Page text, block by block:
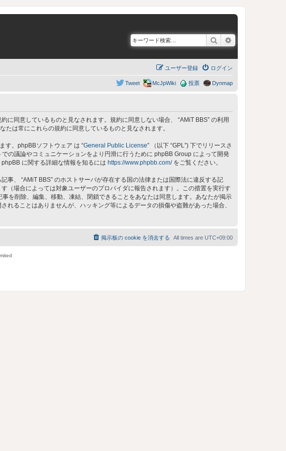
検索
ログイン
ユーザー登録
Dynmap
投票
McJpWiki
Tweet
に同意しているものと見なされます。規約に同意しない場合、 “AMiT BBS” の利用
は常にこれらの規約に同意しているものと見なされます。
す。phpBBソフトウェア は “General Public License” （以下 “GPL”) 下でリリースさ
の議論やコミュニケーションをより円滑に行うために phpBB Group によって開発
に関する詳細な情報を知るには https://www.phpbb.com/をご覧ください。
、 “AMiT BBS” のホストサーバが存在する国の法律または国際法に違反する記
（場合によっては対象ユーザーのプロバイダに報告されます）。この措置を実行す
を削除、編集、移動、凍結、閉鎖できることをあなたは同意します。あなたが掲示
ることはありませんが、ハッキング等によるデータの損傷や盗難があった場合、
All times are UTC+09:00
掲示板の cookie を消去する